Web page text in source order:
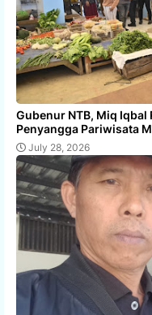
Gubenur NTB, Miq Iqbal
Penyangga Pariwisata
July 28, 2026